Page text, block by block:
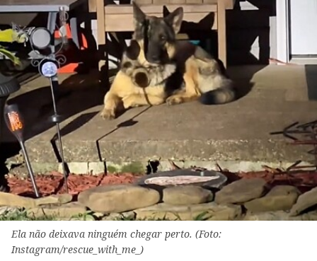
Ela não deixava ninguém chegar perto. (Foto:
Instagram/rescue_with_me_)